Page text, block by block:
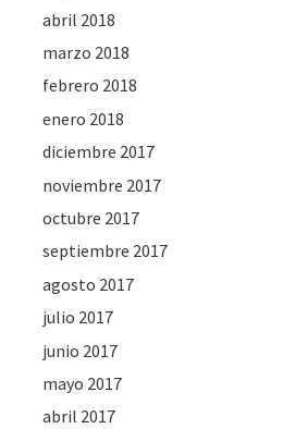
abril 2018
marzo 2018
febrero 2018
enero 2018
diciembre 2017
noviembre 2017
octubre 2017
septiembre 2017
agosto 2017
julio 2017
junio 2017
mayo 2017
abril 2017